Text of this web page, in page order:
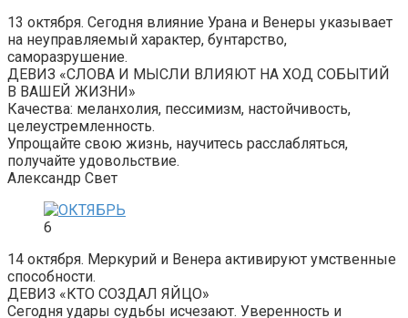
13 октября. Сегодня влияние Урана и Венеры указывает
на неуправляемый характер, бунтарство,
саморазрушение.
ДЕВИЗ «СЛОВА И МЫСЛИ ВЛИЯЮТ НА ХОД СОБЫТИЙ
В ВАШЕЙ ЖИЗНИ»
Качества: меланхолия, пессимизм, настойчивость,
целеустремленность.
Упрощайте свою жизнь, научитесь расслабляться,
получайте удовольствие.
Александр Свет
6
14 октября. Меркурий и Венера активируют умственные
способности.
ДЕВИЗ «КТО СОЗДАЛ ЯЙЦО»
Сегодня удары судьбы исчезают. Уверенность и